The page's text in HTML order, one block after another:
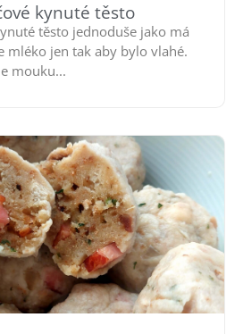
kynuté těsto
těsto jednoduše jako má
mléko jen tak aby bylo vlahé.
mouku...